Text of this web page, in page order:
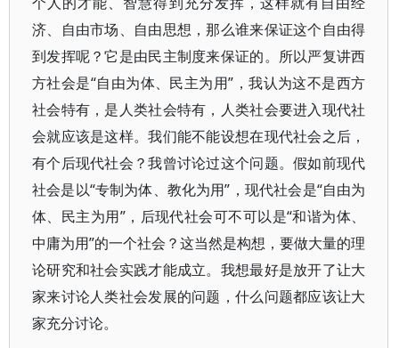
济、自由市场、自由思想，那么谁来保证这个自由得
到发挥呢？它是由民主制度来保证的。所以严复讲西
方社会是“自由为体、民主为用”，我认为这不是西方
社会特有，是人类社会特有，人类社会要进入现代社
会就应该是这样。我们能不能设想在现代社会之后，
有个后现代社会？我曾讨论过这个问题。假如前现代
社会是以“专制为体、教化为用”，现代社会是“自由为
体、民主为用”，后现代社会可不可以是“和谐为体、
中庸为用”的一个社会？这当然是构想，要做大量的理
论研究和社会实践才能成立。我想最好是放开了让大
家来讨论人类社会发展的问题，什么问题都应该让大
家充分讨论。